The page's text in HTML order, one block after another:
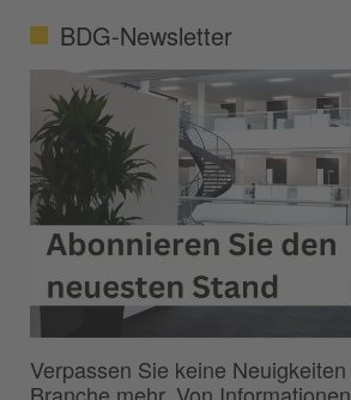
BDG-Newsletter
Verpassen Sie keine